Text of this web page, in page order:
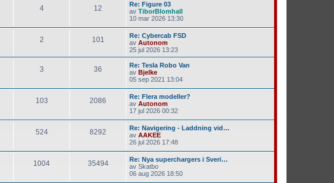
4 12
Re: Figure 03
av TiborBlomhall
10 mar 2026 13:30
2 101
Re: Cybercab FSD
av Autonom
25 jul 2026 13:23
3 36
Re: Tesla Robo Van
av Bjelke
05 sep 2021 13:04
103 2086
Re: Flera modeller?
av Autonom
17 jul 2026 00:32
524 8292
Re: Navigering - Laddning vid…
av AAKEE
26 jul 2026 17:48
1004 35494
Re: Nya superchargers i Sveri…
av Skatbo
06 aug 2026 18:50